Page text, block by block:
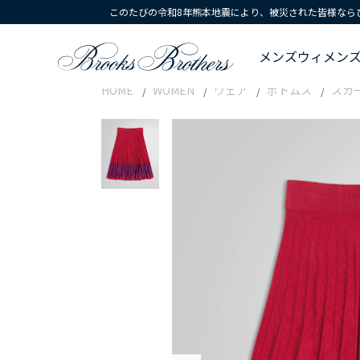
このたびの令和8年熊本地震により、被災された皆様な
メンズウィメン
HOME WOMEN ウェア ボトムス スカ